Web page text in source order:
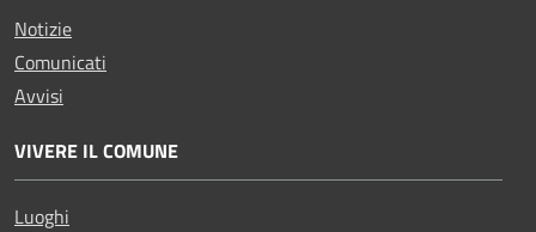
Notizie
Comunicati
Avvisi
VIVERE IL COMUNE
Luoghi